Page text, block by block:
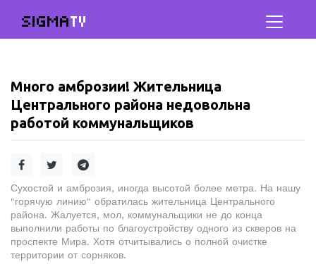
SIGMATV
Много амброзии! Жительница
Центрального района недовольна
работой коммунальщиков
Сухостой и амброзия, иногда высотой более метра. На нашу
"горячую линию" обратилась жительница Центрального
района. Жалуется, мол, коммунальщики не до конца
выполнили работы по благоустройству одного из скверов на
проспекте Мира. Хотя отчитывались о полной очистке
территории от сорняков.